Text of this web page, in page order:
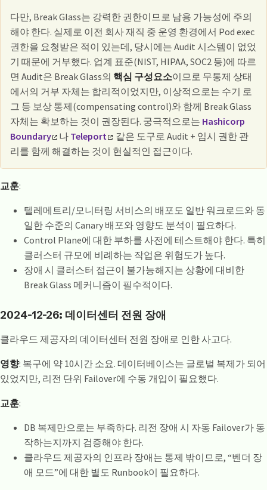
다만, Break Glass는 강력한 권한이므로 남용 가능성에 주의
해야 한다. 실제로 이전 회사 재직 중 운영 환경에서 Pod exec
권한을 요청받은 적이 있는데, 당시에는 Audit 시스템이 없었
기 때문에 거부했다. 업계 표준(NIST, HIPAA, SOC2 등)에 따르
면 Audit은 Break Glass의 핵심 구성요소이므로 무통제 상태
에서의 거부 자체는 합리적이었지만, 이상적으로는 수기 로
그 등 보상 통제(compensating control)와 함께 Break Glass
자체는 확보하는 것이 권장된다. 궁극적으로는 Hashicorp
Boundary
나 Teleport
같은 도구로 Audit + 임시 권한 관
리를 함께 해결하는 것이 현실적인 접근이다.
교훈:
텔레메트리/모니터링 서비스의 배포도 일반 워크로드와 동
일한 수준의 Canary 배포와 영향도 분석이 필요하다.
Control Plane에 대한 부하를 사전에 테스트해야 한다. 특히
클러스터 규모에 비례하는 작업은 위험도가 높다.
장애 시 클러스터 접근이 불가능해지는 상황에 대비한
Break Glass 메커니즘이 필수적이다.
2024-12-26: 데이터센터 전원 장애
클라우드 제공자의 데이터센터 전원 장애로 인한 사고다.
영향: 복구에 약 10시간 소요. 데이터베이스는 글로벌 복제가 되어
있었지만, 리전 단위 Failover에 수동 개입이 필요했다.
교훈:
DB 복제만으로는 부족하다. 리전 장애 시 자동 Failover가 동
작하는지까지 검증해야 한다.
클라우드 제공자의 인프라 장애는 통제 밖이므로, “벤더 장
애 모드”에 대한 별도 Runbook이 필요하다.